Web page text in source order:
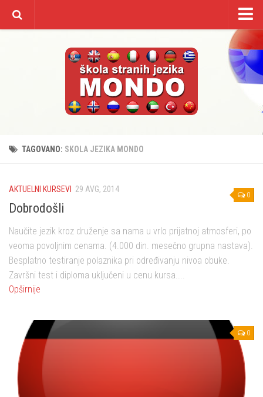
Kontakt
TAGOVANO: SKOLA JEZIKA MONDO
0
AKTUELNI KURSEVI 29 AVG, 2014
Dobrodošli
Naučite jezik kroz druženje sa nama u vrlo prijatnoj atmosferi, po
veoma povoljnim cenama. (4.000 din. mesečno grupna nastava).
Besplatno testiranje polaznika pri određivanju nivoa obuke.
Završni test i diploma uključeni u cenu kursa....
Opširnije
0